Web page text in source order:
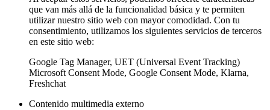
que van más allá de la funcionalidad básica y te permiten
utilizar nuestro sitio web con mayor comodidad. Con tu
consentimiento, utilizamos los siguientes servicios de terceros
en este sitio web:
Google Tag Manager, UET (Universal Event Tracking)
Microsoft Consent Mode, Google Consent Mode, Klarna,
Freshchat
Contenido multimedia externo